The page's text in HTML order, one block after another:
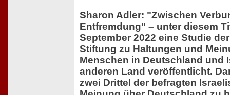
Sharon Adler: "Zwischen
Entfremdung" – unter diesem
September 2022 eine Studie
Stiftung zu Haltungen und
Menschen in Deutschland und
anderen Land veröffentlicht.
zwei Drittel der befragten